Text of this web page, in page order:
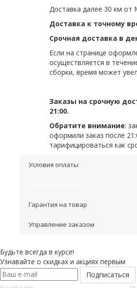
Доставка далее 30 км от
Доставка к точному
Срочная доставка в
Если на странице
осуществляется в
сборки, время может
Заказы на срочную
21:00.
Обратите внимание:
оформили заказ после
тарифицироваться как
Условия оплаты
Гарантия на товар
Управление заказом
Будьте всегда в курсе!
Узнавайте о скидках и акциях первым